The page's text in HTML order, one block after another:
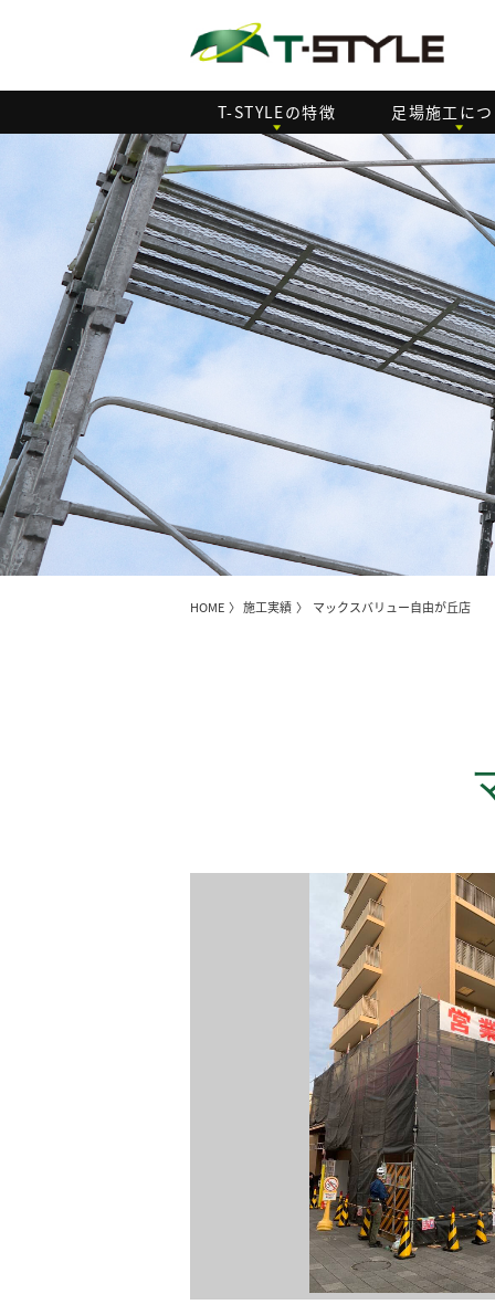
T-STYLEの特徴 足場施工に
HOME 〉 施工実績 〉 マックスバリュー自由が丘店